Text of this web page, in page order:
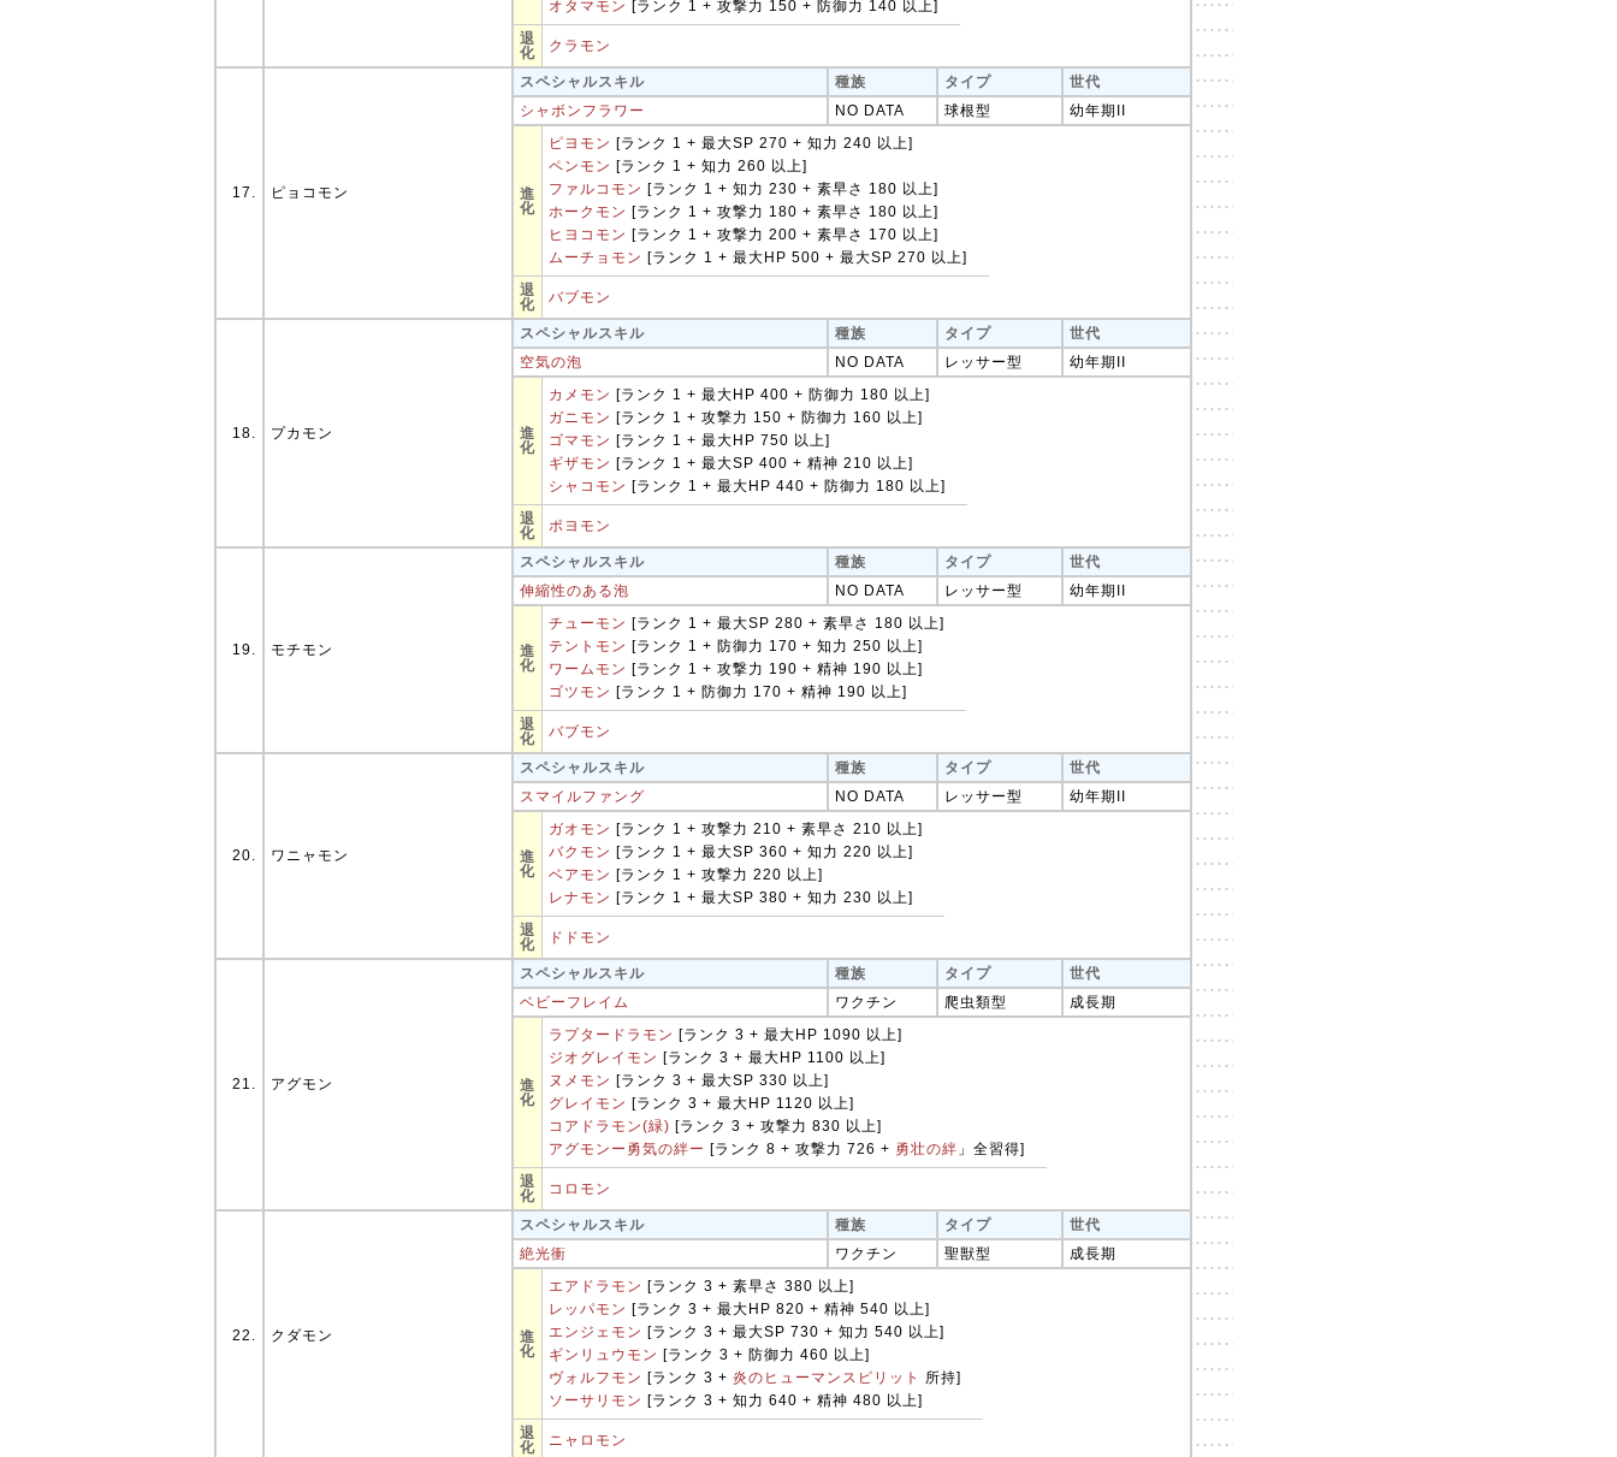
オタマモン [ランク 1 + 攻撃力 150 + 防御力 140 以上]
退
化
クラモン
17. ピョコモン
スペシャルスキル 種族 タイプ
世代
シャボンフラワー
NO DATA 球根型 幼年期II
進
化
ピヨモン [ランク 1 + 最大SP 270 + 知力 240 以上]
ペンモン [ランク 1 + 知力 260 以上]
ファルコモン [ランク 1 + 知力 230 + 素早さ 180 以上]
ホークモン [ランク 1 + 攻撃力 180 + 素早さ 180 以上]
ヒヨコモン [ランク 1 + 攻撃力 200 + 素早さ 170 以上]
ムーチョモン [ランク 1 + 最大HP 500 + 最大SP 270 以上]
退
化
バブモン
18. プカモン
スペシャルスキル 種族 タイプ
世代
空気の泡
NO DATA レッサー型 幼年期II
進
化
カメモン [ランク 1 + 最大HP 400 + 防御力 180 以上]
ガニモン [ランク 1 + 攻撃力 150 + 防御力 160 以上]
ゴマモン [ランク 1 + 最大HP 750 以上]
ギザモン [ランク 1 + 最大SP 400 + 精神 210 以上]
シャコモン [ランク 1 + 最大HP 440 + 防御力 180 以上]
退
化
ポヨモン
19. モチモン
スペシャルスキル 種族 タイプ
世代
伸縮性のある泡
NO DATA レッサー型 幼年期II
進
化
チューモン [ランク 1 + 最大SP 280 + 素早さ 180 以上]
テントモン [ランク 1 + 防御力 170 + 知力 250 以上]
ワームモン [ランク 1 + 攻撃力 190 + 精神 190 以上]
ゴツモン [ランク 1 + 防御力 170 + 精神 190 以上]
退
化
バブモン
20. ワニャモン
スペシャルスキル 種族 タイプ
世代
スマイルファング
NO DATA レッサー型 幼年期II
進
化
ガオモン [ランク 1 + 攻撃力 210 + 素早さ 210 以上]
バクモン [ランク 1 + 最大SP 360 + 知力 220 以上]
ベアモン [ランク 1 + 攻撃力 220 以上]
レナモン [ランク 1 + 最大SP 380 + 知力 230 以上]
退
化
ドドモン
21. アグモン
スペシャルスキル 種族 タイプ
世代
ベビーフレイム
ワクチン 爬虫類型 成長期
進
化
ラプタードラモン [ランク 3 + 最大HP 1090 以上]
ジオグレイモン [ランク 3 + 最大HP 1100 以上]
ヌメモン [ランク 3 + 最大SP 330 以上]
グレイモン [ランク 3 + 最大HP 1120 以上]
コアドラモン(緑) [ランク 3 + 攻撃力 830 以上]
アグモンー勇気の絆ー [ランク 8 + 攻撃力 726 + 勇壮の絆 」全習得]
退
化
コロモン
22. クダモン
スペシャルスキル 種族 タイプ
世代
絶光衝
ワクチン 聖獣型 成長期
進
化
エアドラモン [ランク 3 + 素早さ 380 以上]
レッパモン [ランク 3 + 最大HP 820 + 精神 540 以上]
エンジェモン [ランク 3 + 最大SP 730 + 知力 540 以上]
ギンリュウモン [ランク 3 + 防御力 460 以上]
ヴォルフモン [ランク 3 + 炎のヒューマンスピリット
所持]
ソーサリモン [ランク 3 + 知力 640 + 精神 480 以上]
退
化
ニャロモン